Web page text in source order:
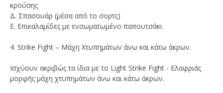
κρούσης
Δ. Σπασουάρ (μέσα από το σορτς)
Ε. Επικαλαμίδες με ενσωματωμένο παπουτσάκι
4. Strike Fight – Μάχη Χτυπημάτων άνω και κάτω άκρων.
Ισχύουν ακριβώς τα ίδια με το Light Strike Fight - Ελαφριάς
μορφής μάχη χτυπημάτων άνω και κάτω άκρων.